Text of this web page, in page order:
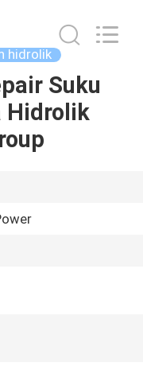
hidrolik
Suku
Hidrolik